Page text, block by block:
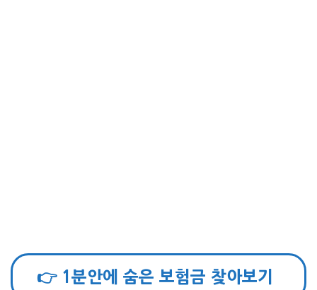
👉 1분안에 숨은 보험금 찾아보기